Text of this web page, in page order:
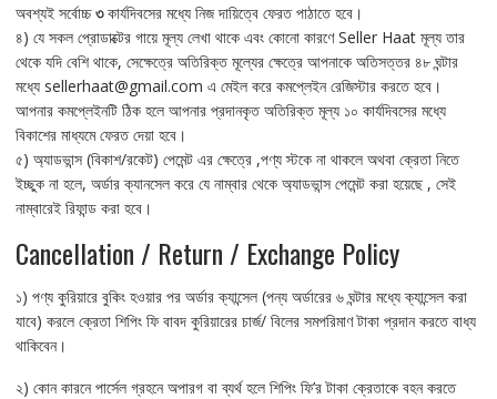
অবশ্যই সর্বোচ্চ৩কার্যদিবসের মধ্যে নিজ দায়িত্বে ফেরত পাঠাতে হবে।
৪) যে সকল প্রোডাক্টের গায়ে মূল্য লেখা থাকে এবং কোনো কারণে Seller Haat মূল্য তার
থেকে যদি বেশি থাকে, সেক্ষেত্রে অতিরিক্ত মূল্যের ক্ষেত্রে আপনাকে অতিসত্তর ৪৮ ঘন্টার
মধ্যে sellerhaat@gmail.com এ মেইল করে কমপ্লেইন রেজিস্টার করতে হবে।
আপনার কমপ্লেইনটি ঠিক হলে আপনার প্রদানকৃত অতিরিক্ত মূল্য ১০ কার্যদিবসের মধ্যে
বিকাশের মাধ্যমে ফেরত দেয়া হবে।
৫) অ্যাডভান্স (বিকাশ/রকেট) পেমেন্ট এর ক্ষেত্রে ,পণ্য স্টকে না থাকলে অথবা ক্রেতা নিতে
ইচ্ছুক না হলে, অর্ডার ক্যানসেল করে যে নাম্বার থেকে অ্যাডভান্স পেমেন্ট করা হয়েছে , সেই
নাম্বারেই রিফান্ড করা হবে।
Cancellation / Return / Exchange Policy
১) পণ্য কুরিয়ারে বুকিং হওয়ার পর অর্ডার ক্যান্সেল (পন্য অর্ডারের ৬ ঘন্টার মধ্যে ক্যান্সেল করা
যাবে) করলে ক্রেতা শিপিং ফি বাবদ কুরিয়ারের চার্জ/ বিলের সমপরিমাণ টাকা প্রদান করতে বাধ্য
থাকিবেন।
২) কোন কারনে পার্সেল গ্রহনে অপারগ বা ব্যর্থ হলে শিপিং ফি’র টাকা ক্রেতাকে বহন করতে